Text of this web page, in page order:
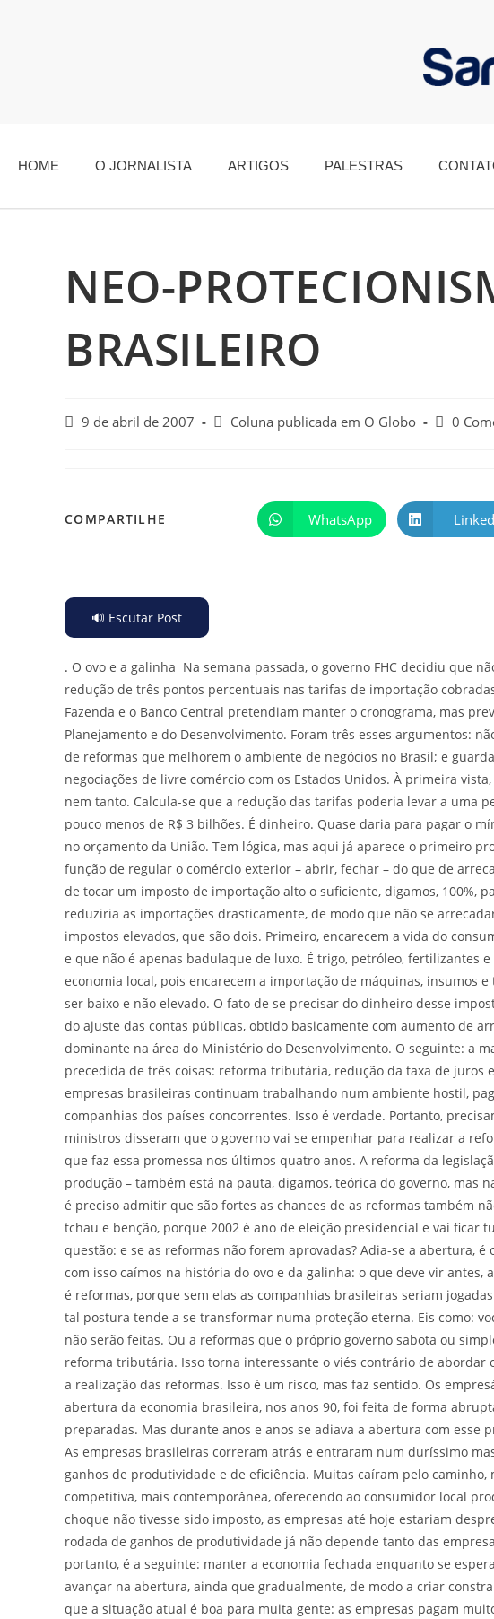
HOME O JORNALISTA ARTIGOS PALESTRAS
NEO-
BRASILEIRO
9 de abril de 2007 Coluna publicada em O Globo 0
COMPARTILHE WhatsApp
🔊 Escutar Post
. O ovo e a galinha Na semana passada, o governo FHC decidiu que
redução de três pontos percentuais nas tarifas de importação
Fazenda e o Banco Central pretendiam manter o cronograma, mas
Planejamento e do Desenvolvimento. Foram três esses argumentos:
de reformas que melhorem o ambiente de negócios no Brasil; e
negociações de livre comércio com os Estados Unidos. À primeira
nem tanto. Calcula-se que a redução das tarifas poderia levar a uma
pouco menos de R$ 3 bilhões. É dinheiro. Quase daria para pagar o
no orçamento da União. Tem lógica, mas aqui já aparece o primeiro
função de regular o comércio exterior – abrir, fechar – do que de
de tocar um imposto de importação alto o suficiente, digamos, 100%,
reduziria as importações drasticamente, de modo que não se
impostos elevados, que são dois. Primeiro, encarecem a vida do
e que não é apenas badulaque de luxo. É trigo, petróleo, fertilizantes
economia local, pois encarecem a importação de máquinas, insumos
ser baixo e não elevado. O fato de se precisar do dinheiro desse
do ajuste das contas públicas, obtido basicamente com aumento de
dominante na área do Ministério do Desenvolvimento. O seguinte: a
precedida de três coisas: reforma tributária, redução da taxa de juros
empresas brasileiras continuam trabalhando num ambiente hostil,
companhias dos países concorrentes. Isso é verdade. Portanto,
ministros disseram que o governo vai se empenhar para realizar a
que faz essa promessa nos últimos quatro anos. A reforma da
produção – também está na pauta, digamos, teórica do governo, mas
é preciso admitir que são fortes as chances de as reformas também
tchau e benção, porque 2002 é ano de eleição presidencial e vai ficar
questão: e se as reformas não forem aprovadas? Adia-se a abertura,
com isso caímos na história do ovo e da galinha: o que deve vir antes,
é reformas, porque sem elas as companhias brasileiras seriam
tal postura tende a se transformar numa proteção eterna. Eis como:
não serão feitas. Ou a reformas que o próprio governo sabota ou
reforma tributária. Isso torna interessante o viés contrário de abordar
a realização das reformas. Isso é um risco, mas faz sentido. Os
abertura da economia brasileira, nos anos 90, foi feita de forma
preparadas. Mas durante anos e anos se adiava a abertura com esse
As empresas brasileiras correram atrás e entraram num duríssimo
ganhos de produtividade e de eficiência. Muitas caíram pelo
competitiva, mais contemporânea, oferecendo ao consumidor local
choque não tivesse sido imposto, as empresas até hoje estariam
rodada de ganhos de produtividade já não depende tanto das
portanto, é a seguinte: manter a economia fechada enquanto se
avançar na abertura, ainda que gradualmente, de modo a criar
que a situação atual é boa para muita gente: as empresas pagam